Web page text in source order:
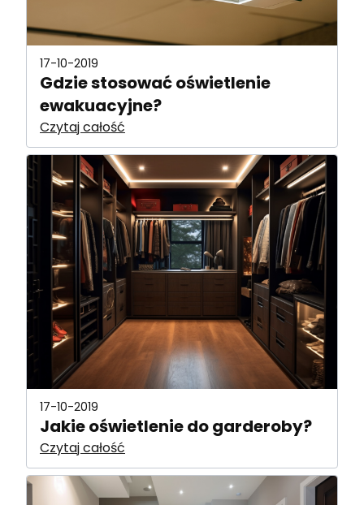
17-10-2019
Gdzie stosować oświetlenie
ewakuacyjne?
Czytaj całość
17-10-2019
Jakie oświetlenie do garderoby?
Czytaj całość